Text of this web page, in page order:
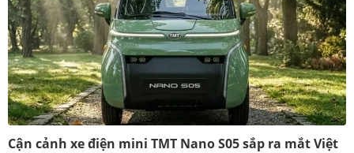
Cận cảnh xe điện mini TMT Nano S05 sắp ra mắt Việt